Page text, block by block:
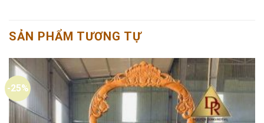
SẢN PHẨM TƯƠNG TỰ
-25%